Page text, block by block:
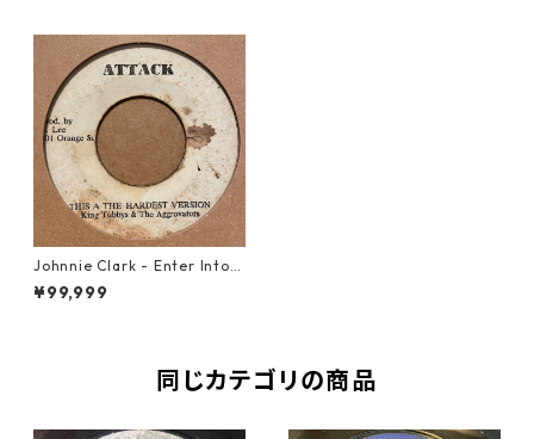
Johnnie Clark - Enter Into H
is Gates With Praise【7-215
53】
¥99,999
同じカテゴリの商品